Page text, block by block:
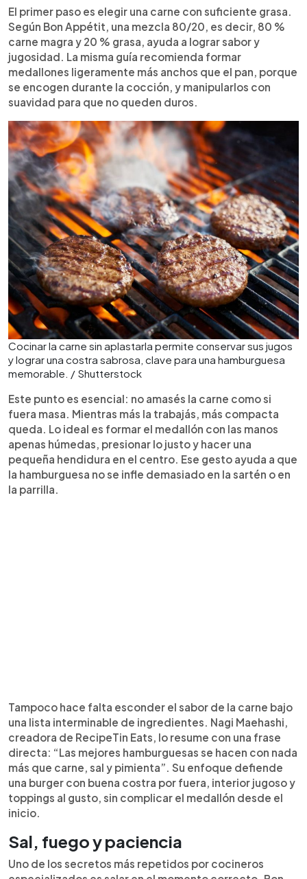
El primer paso es elegir una carne con suficiente grasa.
Según Bon Appétit, una mezcla 80/20, es decir, 80 %
carne magra y 20 % grasa, ayuda a lograr sabor y
jugosidad. La misma guía recomienda formar
medallones ligeramente más anchos que el pan, porque
se encogen durante la cocción, y manipularlos con
suavidad para que no queden duros.
Cocinar la carne sin aplastarla permite conservar sus jugos
y lograr una costra sabrosa, clave para una hamburguesa
memorable. / Shutterstock
Este punto es esencial: no amasés la carne como si
fuera masa. Mientras más la trabajás, más compacta
queda. Lo ideal es formar el medallón con las manos
apenas húmedas, presionar lo justo y hacer una
pequeña hendidura en el centro. Ese gesto ayuda a que
la hamburguesa no se infle demasiado en la sartén o en
la parrilla.
Tampoco hace falta esconder el sabor de la carne bajo
una lista interminable de ingredientes. Nagi Maehashi,
creadora de RecipeTin Eats, lo resume con una frase
directa: “Las mejores hamburguesas se hacen con nada
más que carne, sal y pimienta”. Su enfoque defiende
una burger con buena costra por fuera, interior jugoso y
toppings al gusto, sin complicar el medallón desde el
inicio.
Sal, fuego y paciencia
Uno de los secretos más repetidos por cocineros